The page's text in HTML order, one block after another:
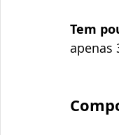
Tem
apenas